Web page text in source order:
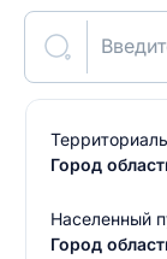
Город
Населенный
Город